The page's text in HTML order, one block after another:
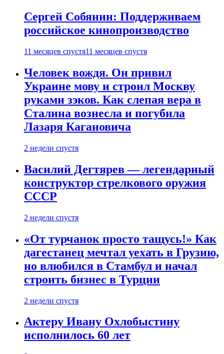
Сергей Собянин: Поддерживаем
российское кинопроизводство
11 месяцев спустя11 месяцев спустя
Человек вождя. Он привил
Украине мову и строил Москву
руками зэков. Как слепая вера в
Сталина вознесла и погубила
Лазаря Кагановича
2 недели спустя
Василий Дегтярев — легендарный
конструктор стрелкового оружия
СССР
2 недели спустя
«От турчанок просто тащусь!» Как
дагестанец мечтал уехать в Грузию,
но влюбился в Стамбул и начал
строить бизнес в Турции
2 недели спустя
Актеру Ивану Охлобыстину
исполнилось 60 лет